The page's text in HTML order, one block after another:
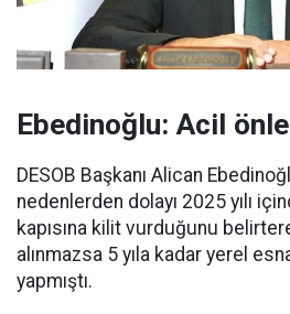
Ebedinoğlu: Acil
DESOB Başkanı Alican
nedenlerden dolayı 2025 yılı
kapısına kilit vurduğunu
alınmazsa 5 yıla kadar yerel
yapmıştı.